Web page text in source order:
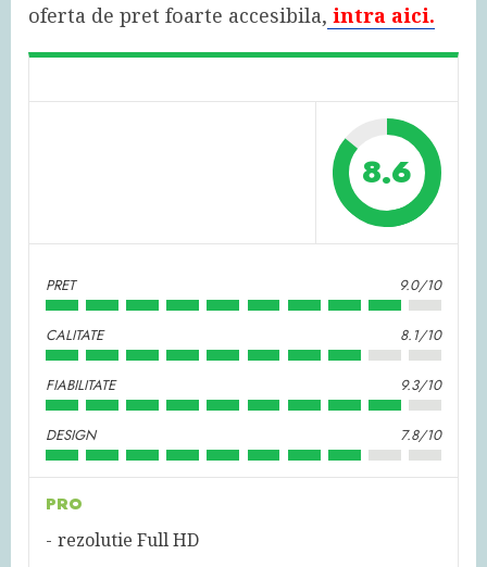
oferta de pret foarte accesibila, intra aici.
8.6
PRET 9.0/10
CALITATE 8.1/10
FIABILITATE 9.3/10
DESIGN 7.8/10
PRO
rezolutie Full HD